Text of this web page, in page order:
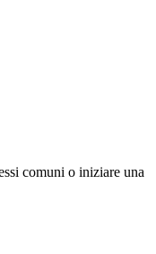
comuni o iniziare una